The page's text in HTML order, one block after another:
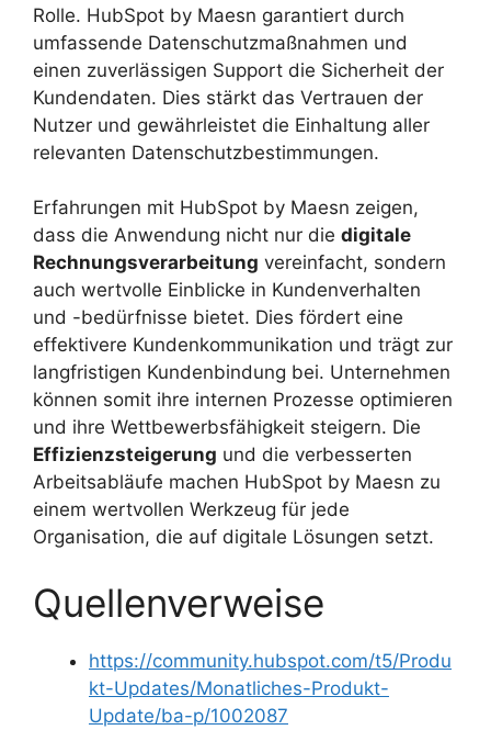
Rolle. HubSpot by Maesn garantiert durch
umfassende Datenschutzmaßnahmen und
einen zuverlässigen Support die Sicherheit der
Kundendaten. Dies stärkt das Vertrauen der
Nutzer und gewährleistet die Einhaltung aller
relevanten Datenschutzbestimmungen.
Erfahrungen mit HubSpot by Maesn zeigen,
dass die Anwendung nicht nur die digitale
Rechnungsverarbeitung vereinfacht, sondern
auch wertvolle Einblicke in Kundenverhalten
und -bedürfnisse bietet. Dies fördert eine
effektivere Kundenkommunikation und trägt zur
langfristigen Kundenbindung bei. Unternehmen
können somit ihre internen Prozesse optimieren
und ihre Wettbewerbsfähigkeit steigern. Die
Effizienzsteigerung und die verbesserten
Arbeitsabläufe machen HubSpot by Maesn zu
einem wertvollen Werkzeug für jede
Organisation, die auf digitale Lösungen setzt.
Quellenverweise
https://community.hubspot.com/t5/Produ
kt-Updates/Monatliches-Produkt-
Update/ba-p/1002087